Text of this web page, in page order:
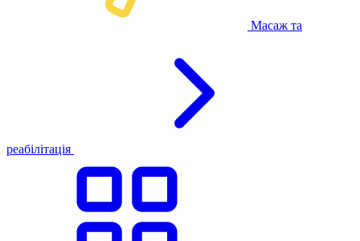
Масаж та
реабілітація